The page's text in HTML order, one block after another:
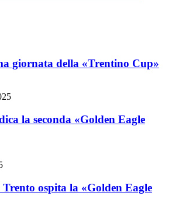
giornata della «Trentino Cup»
la seconda «Golden Eagle
ospita la «Golden Eagle